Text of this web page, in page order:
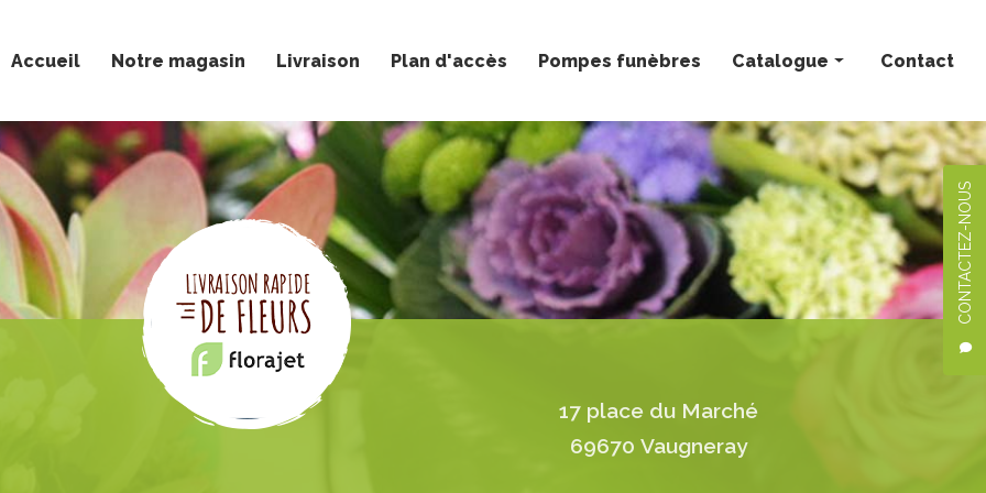
CONTACTEZ-NOUS
Accueil Notre magasin Livraison Plan d'accès Pompes funèbres Catalogue
Bouquets personnalisés
Compositions florales
Deuil
Mariage
Plantes
Contact
17 place du Marché
69670 Vaugneray